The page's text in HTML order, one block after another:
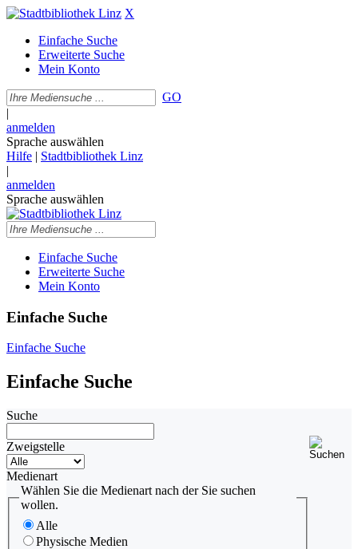
X
Einfache Suche
Erweiterte Suche
Mein Konto
GO
|
anmelden
Sprache auswählen
Hilfe | Stadtbibliothek Linz
|
anmelden
Sprache auswählen
Einfache Suche
Erweiterte Suche
Mein Konto
Einfache Suche
Einfache Suche
Einfache Suche
Suche
Zweigstelle
Medienart
Wählen Sie die Medienart nach der Sie suchen
wollen.
Alle
Physische Medien